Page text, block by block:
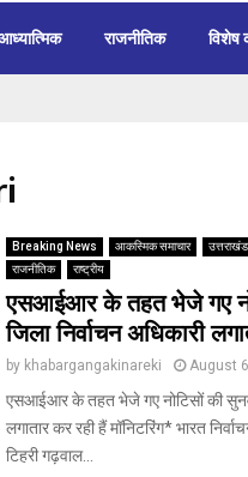
राजनीतिक विशेष
Breaking News आकस्मिक समाचार उत्तराखंड
राजनीतिक
राष्ट्रीय
एसआईआर के तहत भेजे गए
जिला निर्वाचन अधिकारी
by khabargangakinareki August
एसआईआर के तहत भेजे गए नोटिसों की
लगातार कर रही हैं मॉनिटरिंग* भारत
टिहरी गढ़वाल...